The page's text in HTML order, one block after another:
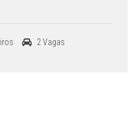
2 Vagas